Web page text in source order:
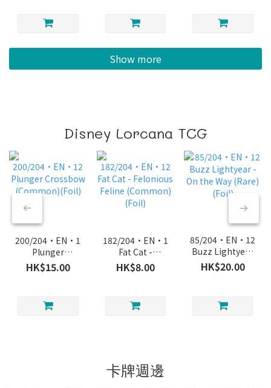
Show more
Disney Lorcana TCG
200/204·EN·12
Plunger
Crossbow
(Common)
HK$15.00
182/204·EN·12
Fat Cat -
Felonious
Feline
HK$8.00
85/204·EN·12
Buzz Lightyear
- On the Way
(Rare) (Foil)
HK$20.00
卡牌週邊